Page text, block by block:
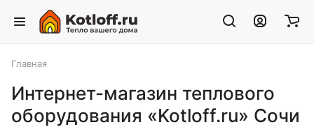
Главная
Интернет-магазин теплового
оборудования «Kotloff.ru» Сочи